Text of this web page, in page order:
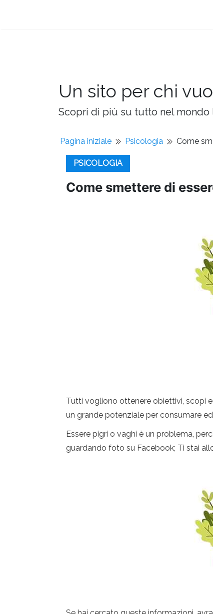
Un sito per chi
Scopri di più su tutto nel
Pagina iniziale Psicologia Come
PSICOLOGIA
Come smettere di
Tutti vogliono ottenere obiettivi, scopi
un grande potenziale per consumare
Essere pigri o vaghi è un problema,
guardando foto su Facebook; Ti stai